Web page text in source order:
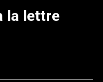
la lettre